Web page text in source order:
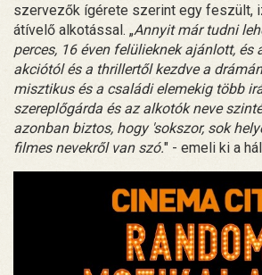
szervezők ígérete szerint egy feszült,
átívelő alkotással. „Annyit már tudni
perces, 16 éven felülieknek ajánlott, és
akciótól és a thrillertől kezdve a
misztikus és a családi elemekig több
szereplőgárda és az alkotók neve
azonban biztos, hogy 'sokszor, sok
filmes nevekről van szó." - emeli ki a